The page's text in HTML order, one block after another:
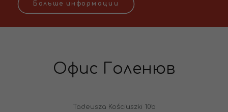
Больше информации
Офис Голенюв
Tadeusza Kościuszki 10b